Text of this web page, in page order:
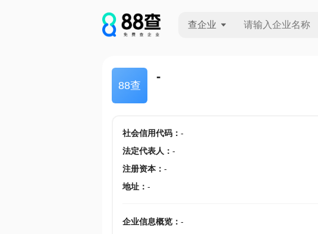
查企业
88查
-
社会信用代码： -
法定代表人 ： -
注册资本： -
地址： -
企业信息概览： -